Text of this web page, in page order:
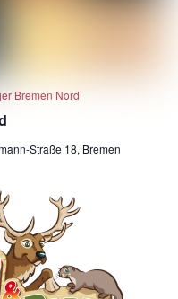
Bremen Nord
Straße 18, Bremen